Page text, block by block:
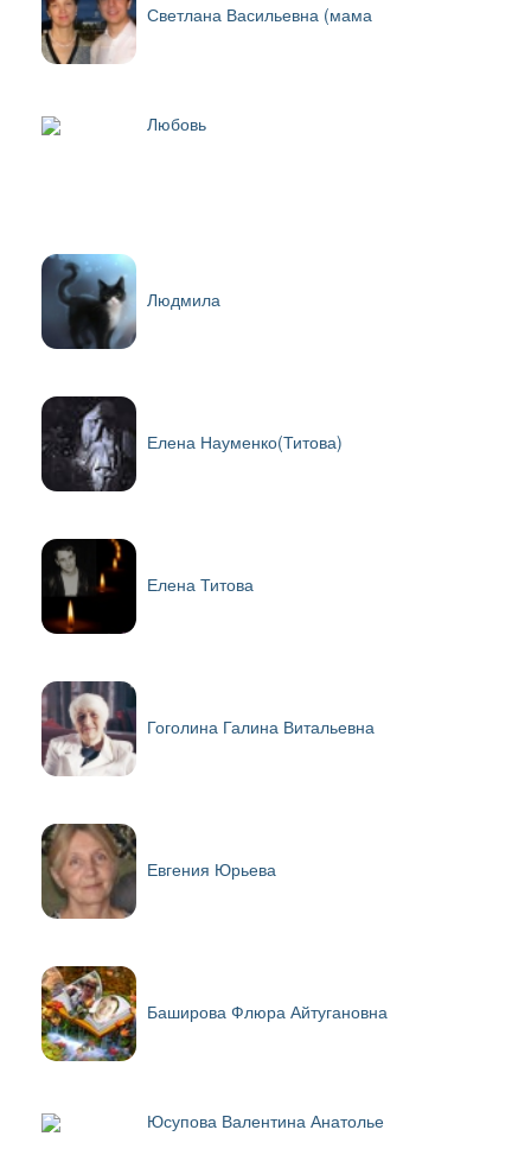
Светлана Васильевна (мама
Любовь
Людмила
Елена Науменко(Титова)
Елена Титова
Гоголина Галина Витальевна
Евгения Юрьева
Баширова Флюра Айтугановна
Юсупова Валентина Анатолье